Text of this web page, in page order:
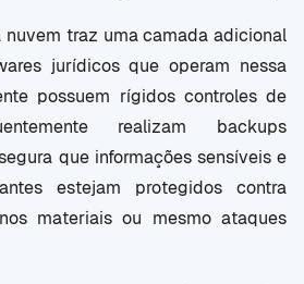
nuvem traz uma camada adicional
jurídicos que operam nessa
possuem rígidos controles de
realizam backups
que informações sensíveis e
estejam protegidos contra
materiais ou mesmo ataques